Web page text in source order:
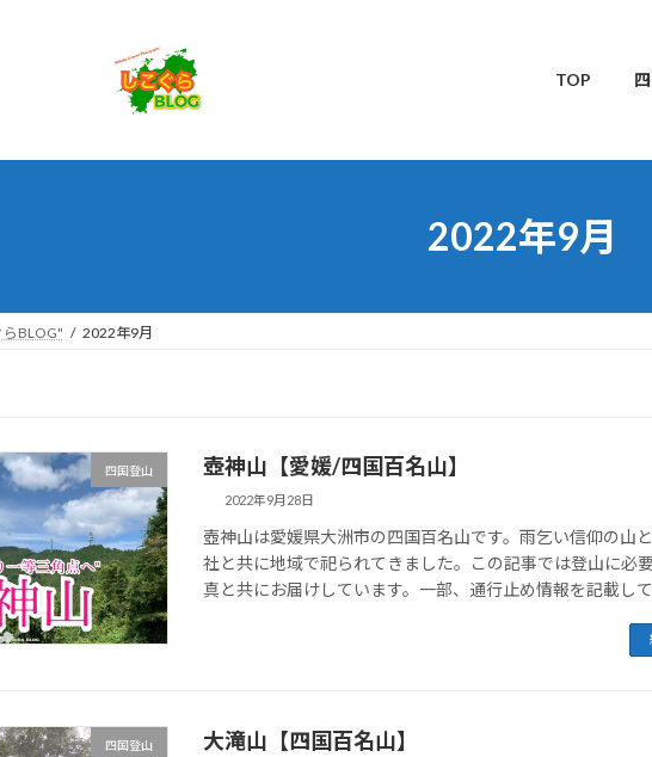
TOP
2022年9月
BLOG" 2022年9月
四国登山 壺神山【愛媛/四国百名山】
2022年9月28日
壺神山は愛媛県大洲市の四国百名山です。雨乞い信仰の山
社と共に地域で祀られてきました。この記事では登山に必
真と共にお届けしています。一部、通行止め情報を記載して
四国登山 大滝山【四国百名山】